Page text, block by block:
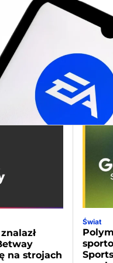
na strojach
Świat